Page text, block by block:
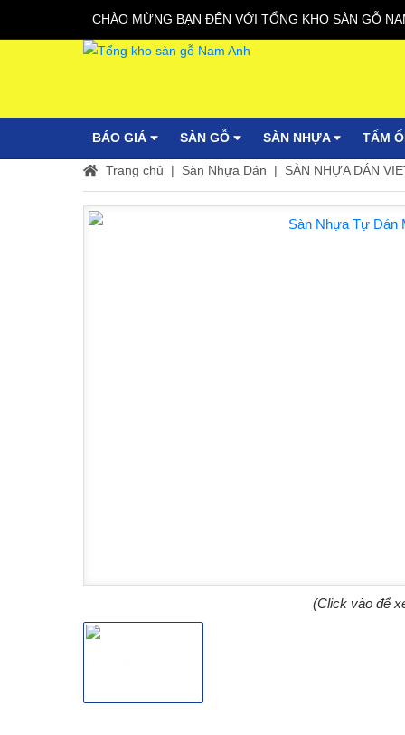
CHÀO MỪNG BẠN ĐẾN VỚI TỔNG KHO SÀN GỖ
BÁO GIÁ SÀN GỖ SÀN NHỰA TẤM
Trang chủ Sàn Nhựa Dán SÀN NHỰA DÁN
(Click vào để